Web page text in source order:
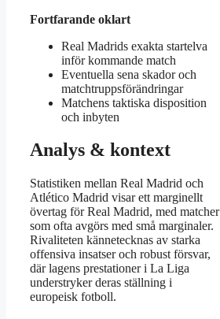
Fortfarande oklart
Real Madrids exakta startelva
inför kommande match
Eventuella sena skador och
matchtruppsförändringar
Matchens taktiska disposition
och inbyten
Analys & kontext
Statistiken mellan Real Madrid och
Atlético Madrid visar ett marginellt
övertag för Real Madrid, med matcher
som ofta avgörs med små marginaler.
Rivaliteten kännetecknas av starka
offensiva insatser och robust försvar,
där lagens prestationer i La Liga
understryker deras ställning i
europeisk fotboll.